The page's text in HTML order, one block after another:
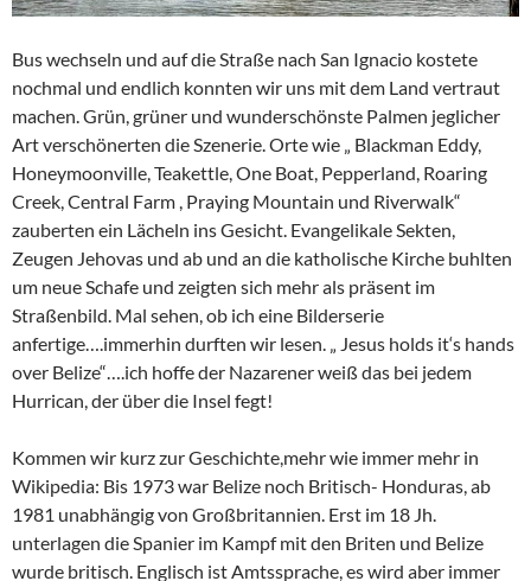
Bus wechseln und auf die Straße nach San Ignacio kostete
nochmal und endlich konnten wir uns mit dem Land vertraut
machen. Grün, grüner und wunderschönste Palmen jeglicher
Art verschönerten die Szenerie. Orte wie „ Blackman Eddy,
Honeymoonville, Teakettle, One Boat, Pepperland, Roaring
Creek, Central Farm , Praying Mountain und Riverwalk“
zauberten ein Lächeln ins Gesicht. Evangelikale Sekten,
Zeugen Jehovas und ab und an die katholische Kirche buhlten
um neue Schafe und zeigten sich mehr als präsent im
Straßenbild. Mal sehen, ob ich eine Bilderserie
anfertige….immerhin durften wir lesen. „ Jesus holds it‘s hands
over Belize“….ich hoffe der Nazarener weiß das bei jedem
Hurrican, der über die Insel fegt!
Kommen wir kurz zur Geschichte,mehr wie immer mehr in
Wikipedia: Bis 1973 war Belize noch Britisch- Honduras, ab
1981 unabhängig von Großbritannien. Erst im 18 Jh.
unterlagen die Spanier im Kampf mit den Briten und Belize
wurde britisch. Englisch ist Amtssprache, es wird aber immer